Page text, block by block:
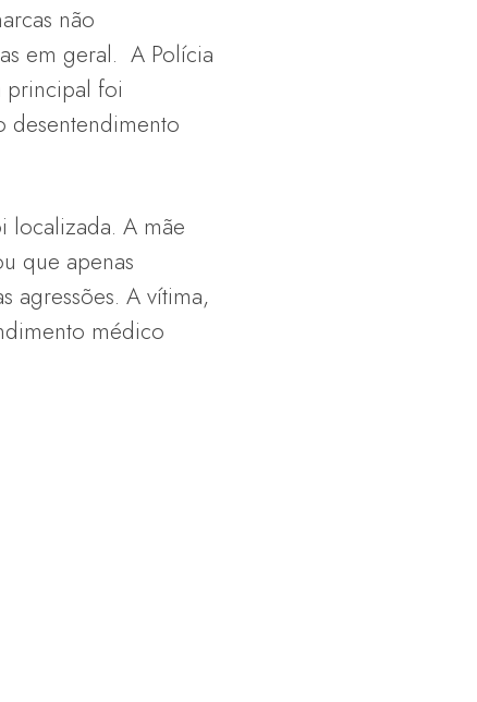
não
em geral. A Polícia
principal foi
desentendimento
localizada. A mãe
que apenas
agressões. A vítima,
médico